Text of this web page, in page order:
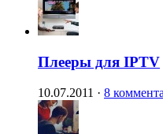
Плееры для IPTV
10.07.2011 · 8